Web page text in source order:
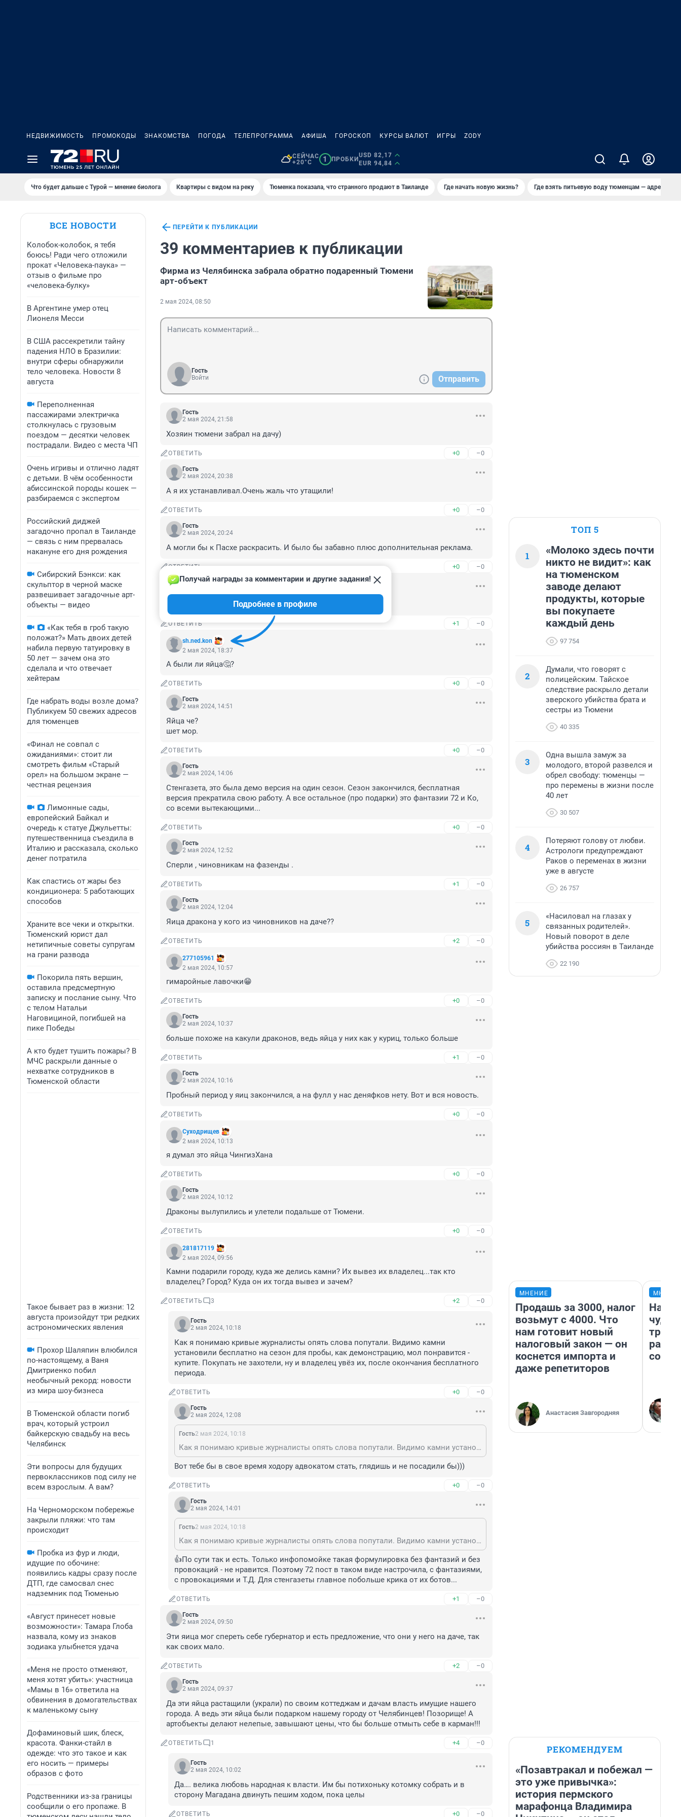
НЕДВИЖИМОСТЬ ПРОМОКОДЫ ЗНАКОМСТВА ПОГОДА ТЕЛЕПРОГРАММА АФИША ГОРОСКОП КУРСЫ ВАЛЮТ ИГРЫ ZODY
СЕЙЧАС
+20°C
1 ПРОБКИ
USD 82,17
EUR 94,84
Что будет дальше с Турой — мнение биолога Квартиры с видом на реку Тюменка показала, что странного продают в Таиланде Где начать новую жизнь? Где взять питьевую воду тюменцам — адреса
ВСЕ НОВОСТИ
Колобок-колобок, я тебя
боюсь! Ради чего отложили
прокат «Человека-паука» —
отзыв о фильме про
«человека-булку»
В Аргентине умер отец
Лионеля Месси
В США рассекретили тайну
падения НЛО в Бразилии:
внутри сферы обнаружили
тело человека. Новости 8
августа
Переполненная
пассажирами электричка
столкнулась с грузовым
поездом — десятки человек
пострадали. Видео с места ЧП
Очень игривы и отлично ладят
с детьми. В чём особенности
абиссинской породы кошек —
разбираемся с экспертом
Российский диджей
загадочно пропал в Таиланде
— связь с ним прервалась
накануне его дня рождения
Сибирский Бэнкси: как
скульптор в черной маске
развешивает загадочные арт-
объекты — видео
«Как тебя в гроб такую
положат?» Мать двоих детей
набила первую татуировку в
50 лет — зачем она это
сделала и что отвечает
хейтерам
Где набрать воды возле дома?
Публикуем 50 свежих адресов
для тюменцев
«Финал не совпал с
ожиданиями»: стоит ли
смотреть фильм «Старый
орел» на большом экране —
честная рецензия
Лимонные сады,
европейский Байкал и
очередь к статуе Джульетты:
путешественница съездила в
Италию и рассказала, сколько
денег потратила
Как спастись от жары без
кондиционера: 5 работающих
способов
Храните все чеки и открытки.
Тюменский юрист дал
нетипичные советы супругам
на грани развода
Покорила пять вершин,
оставила предсмертную
записку и послание сыну. Что
с телом Натальи
Наговициной, погибшей на
пике Победы
А кто будет тушить пожары? В
МЧС раскрыли данные о
нехватке сотрудников в
Тюменской области
Такое бывает раз в жизни: 12
августа произойдут три редких
астрономических явления
Прохор Шаляпин влюбился
по-настоящему, а Ваня
Дмитриенко побил
необычный рекорд: новости
из мира шоу-бизнеса
В Тюменской области погиб
врач, который устроил
байкерскую свадьбу на весь
Челябинск
Эти вопросы для будущих
первоклассников под силу не
всем взрослым. А вам?
На Черноморском побережье
закрыли пляжи: что там
происходит
Пробка из фур и люди,
идущие по обочине:
появились кадры сразу после
ДТП, где самосвал снес
надземник под Тюменью
«Август принесет новые
возможности»: Тамара Глоба
назвала, кому из знаков
зодиака улыбнется удача
«Меня не просто отменяют,
меня хотят убить»: участница
«Мамы в 16» ответила на
обвинения в домогательствах
к маленькому сыну
Дофаминовый шик, блеск,
красота. Фанки-стайл в
одежде: что это такое и как
его носить — примеры
образов с фото
Родственники из-за границы
сообщили о его пропаже. В
ПЕРЕЙТИ К ПУБЛИКАЦИИ
39 комментариев к публикации
Фирма из Челябинска забрала обратно подаренный Тюмени
арт-объект
2 мая 2024, 08:50
Гость
Войти
Отправить
Гость
2 мая 2024, 21:58
Хозяин тюмени забрал на дачу)
ОТВЕТИТЬ +0 –0
Гость
2 мая 2024, 20:38
А я их устанавливал.Очень жаль что утащили!
ОТВЕТИТЬ +0 –0
Гость
2 мая 2024, 20:24
А могли бы к Пасхе раскрасить. И было бы забавно плюс дополнительная реклама.
ОТВЕТИТЬ +0 –0
Гость
Хватит безумных арт-объектов в Тюмени!
ОТВЕТИТЬ +1 –0
sh.ned.kon
Получай награды за комментарии и другие задания!
Подробнее в профиле
2 мая 2024, 18:37
А были ли яйца🤔?
ОТВЕТИТЬ +0 –0
Гость
2 мая 2024, 14:51
Яйца че?
шет мор.
ОТВЕТИТЬ +0 –0
Гость
2 мая 2024, 14:06
Стенгазета, это была демо версия на один сезон. Сезон закончился, бесплатная
версия прекратила свою работу. А все остальное (про подарки) это фантазии 72 и Ко,
со всеми вытекающими...
ОТВЕТИТЬ +0 –0
Гость
2 мая 2024, 12:52
Сперли , чиновникам на фазенды .
ОТВЕТИТЬ +1 –0
Гость
2 мая 2024, 12:04
Яица дракона у кого из чиновников на даче??
ОТВЕТИТЬ +2 –0
277105961
2 мая 2024, 10:57
гимаройные лавочки😁
ОТВЕТИТЬ +0 –0
Гость
2 мая 2024, 10:37
больше похоже на какули драконов, ведь яйца у них как у куриц, только больше
ОТВЕТИТЬ +1 –0
Гость
2 мая 2024, 10:16
Пробный период у яиц закончился, а на фулл у нас деняфков нету. Вот и вся новость.
ОТВЕТИТЬ +0 –0
Суходрищев
2 мая 2024, 10:13
я думал это яйца ЧингизХана
ОТВЕТИТЬ +0 –0
Гость
2 мая 2024, 10:12
Драконы вылупились и улетели подальше от Тюмени.
ОТВЕТИТЬ +0 –0
281817119
2 мая 2024, 09:56
Камни подарили городу, куда же делись камни? Их вывез их владелец...так кто
владелец? Город? Куда он их тогда вывез и зачем?
ОТВЕТИТЬ 3 +2 –0
Гость
2 мая 2024, 10:18
Как я понимаю кривые журналисты опять слова попутали. Видимо камни
установили бесплатно на сезон для пробы, как демонстрацию, мол понравится -
купите. Покупать не захотели, ну и владелец увёз их, после окончания бесплатного
периода.
ОТВЕТИТЬ +0 –0
Гость
2 мая 2024, 12:08
Гость2 мая 2024, 10:18
Как я понимаю кривые журналисты опять слова попутали. Видимо камни установили бесплатно на сезон для пробы, как демонстрацию, мол понравится - купите. Покупать не захотели, ну и владелец увёз их, после окончания бесплатного периода.
Вот тебе бы в свое время ходору адвокатом стать, глядишь и не посадили бы)))
ОТВЕТИТЬ +0 –0
Гость
2 мая 2024, 14:01
Гость2 мая 2024, 10:18
Как я понимаю кривые журналисты опять слова попутали. Видимо камни установили бесплатно на сезон для пробы, как демонстрацию, мол понравится - купите. Покупать не захотели, ну и владелец увёз их, после окончания бесплатного периода.
👍По сути так и есть. Только инфопомойке такая формулировка без фантазий и без
провокаций - не нравится. Поэтому 72 пост в таком виде настрочила, с фантазиями,
с провокациями и Т.Д. Для стенгазеты главное побольше крика от их ботов...
ОТВЕТИТЬ +1 –0
Гость
2 мая 2024, 09:50
Эти яица мог спереть себе губернатор и есть предложение, что они у него на даче, так
как своих мало.
ОТВЕТИТЬ +2 –0
Гость
2 мая 2024, 09:37
Да эти яйца растащили (украли) по своим коттеджам и дачам власть имущие нашего
города. А ведь эти яйца были подарком нашему городу от Челябинцев! Позорище! А
артобъекты делают нелепые, завышают цены, что бы больше отмыть себе в карман!!!
ОТВЕТИТЬ 1 +4 –0
Гость
2 мая 2024, 10:02
Да…. велика любовь народная к власти. Им бы потихоньку котомку собрать и в
сторону Магадана двинуть пешим ходом, пока целы
ОТВЕТИТЬ +0 –0
ТОП 5
1
«Молоко здесь почти
никто не видит»: как
на тюменском
заводе делают
продукты, которые
вы покупаете
каждый день
97 754
2
Думали, что говорят с
полицейским. Тайское
следствие раскрыло детали
зверского убийства брата и
сестры из Тюмени
40 335
3
Одна вышла замуж за
молодого, второй развелся и
обрел свободу: тюменцы —
про перемены в жизни после
40 лет
30 507
4
Потеряют голову от любви.
Астрологи предупреждают
Раков о переменах в жизни
уже в августе
26 757
5
«Насиловал на глазах у
связанных родителей».
Новый поворот в деле
убийства россиян в Таиланде
22 190
МНЕНИЕ
Продашь за 3000, налог
возьмут с 4000. Что
нам готовит новый
налоговый закон — он
коснется импорта и
даже репетиторов
Анастасия Завгородняя
РЕКОМЕНДУЕМ
«Позавтракал и побежал —
это уже привычка»:
история пермского
марафонца Владимира